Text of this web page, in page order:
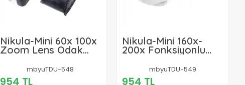
Nikula-Mini 60x 100x
Zoom Lens Odak
Mikroskop Büyüteç
mbyuTDU-548
954 TL
Nikula-Mini 160x-
200x Fonksiyonlu
Mikroskop Takı
Büyüteç MG10081-1A
mbyuTDU-549
954 TL